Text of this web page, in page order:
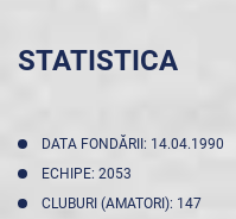
STATISTICA
DATA FONDĂRII: 14.04.1990
ECHIPE: 2053
CLUBURI (AMATORI): 147